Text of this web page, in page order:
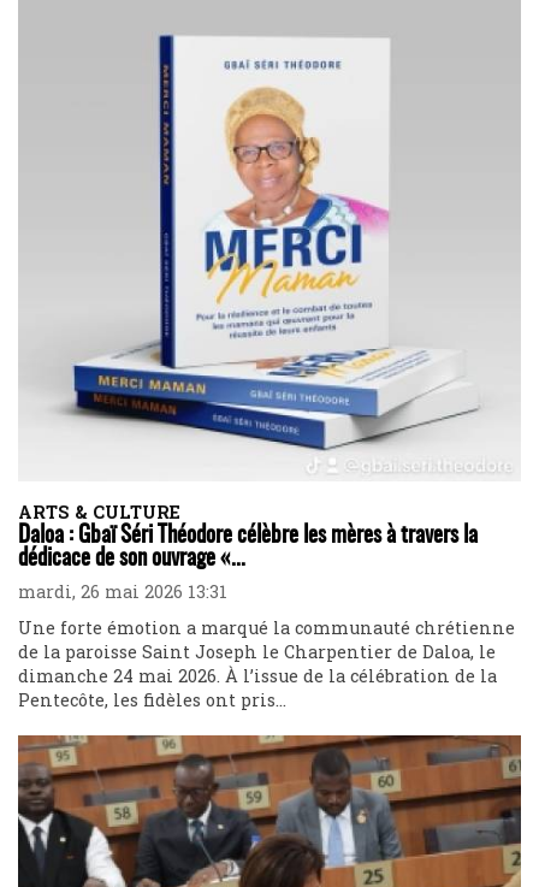
ARTS & CULTURE
Daloa : Gbaï Séri Théodore célèbre les mères à travers la
dédicace de son ouvrage «...
mardi, 26 mai 2026 13:31
Une forte émotion a marqué la communauté chrétienne
de la paroisse Saint Joseph le Charpentier de Daloa, le
dimanche 24 mai 2026. À l’issue de la célébration de la
Pentecôte, les fidèles ont pris...